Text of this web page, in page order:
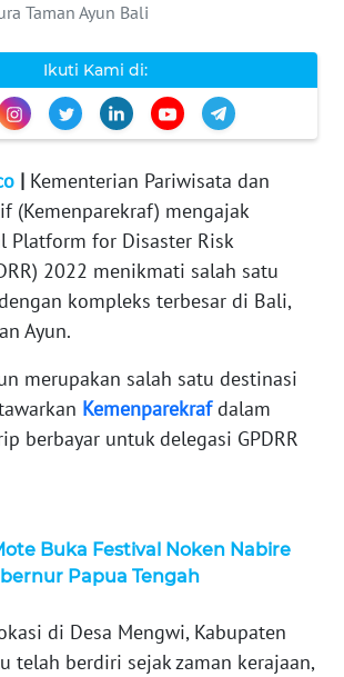
Taman Ayun Bali
Ikuti Kami di:
| Kementerian Pariwisata dan
(Kemenparekraf) mengajak
Platform for Disaster Risk
2022 menikmati salah satu
kompleks terbesar di Bali,
Ayun.
merupakan salah satu destinasi
Kemenparekrafdalam
berbayar untuk delegasi GPDRR
Buka Festival Noken Nabire
Papua Tengah
di Desa Mengwi, Kabupaten
telah berdiri sejak zaman kerajaan,